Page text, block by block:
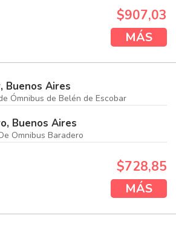
$907,03
MÁS
Buenos Aires
Ómnibus de Belén de Escobar
Buenos Aires
Omnibus Baradero
$728,85
MÁS